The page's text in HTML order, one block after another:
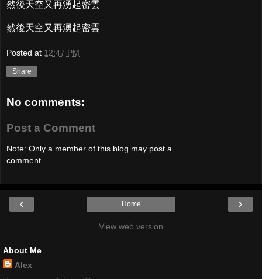
然後天空又再湧起密雲
然後天空又再湧起密雲
Posted at 12:47 PM
Share
No comments:
Post a Comment
Note: Only a member of this blog may post a
comment.
‹ ›
Home
View web version
About Me
Alex